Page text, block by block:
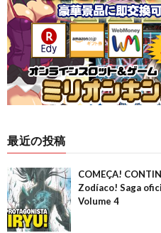
最近の投稿
COMEÇA!
Zodíaco! Saga
Volume 4